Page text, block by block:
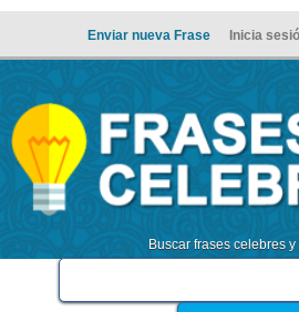
Enviar nueva Frase Inicia
Buscar frases celebres y